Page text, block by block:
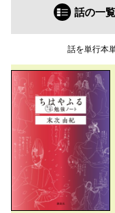
話の一覧
話を単行本